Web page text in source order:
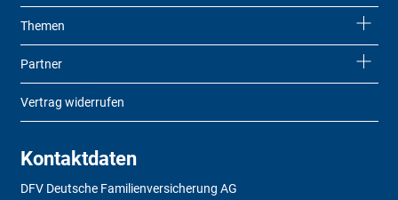
Themen
Partner
Vertrag widerrufen
Kontaktdaten
DFV Deutsche Familienversicherung AG